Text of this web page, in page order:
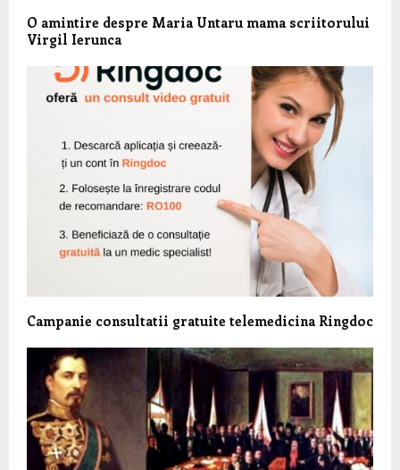
O amintire despre Maria Untaru mama scriitorului
Virgil Ierunca
Campanie consultatii gratuite telemedicina Ringdoc